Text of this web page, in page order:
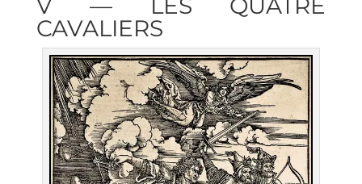
V — LES QUATRE
CAVALIERS